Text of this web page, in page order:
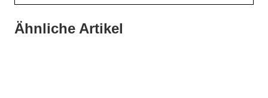
Ähnliche Artikel
21. Juli 2026
Drei Viertel wünschen sich lebensphasenorientierte
Was Handwerksbetriebe jetzt für ihre Online-Sichtbarkeit
13. Juli 2026